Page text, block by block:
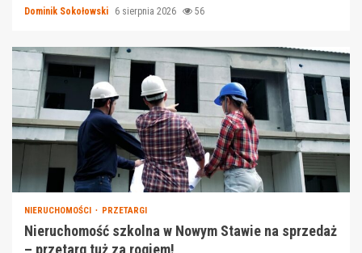
Dominik Sokołowski 6 sierpnia 2026 56
NIERUCHOMOŚCI PRZETARGI
Nieruchomość szkolna w Nowym Stawie na sprzedaż
– przetarg tuż za rogiem!